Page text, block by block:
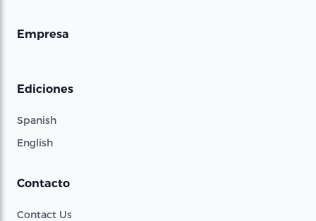
Empresa
Ediciones
Spanish
English
Contacto
Contact Us